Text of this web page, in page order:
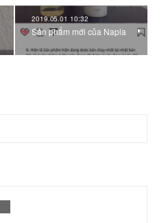
2019.05.01 10:32
Sản phẩm mới của Napla